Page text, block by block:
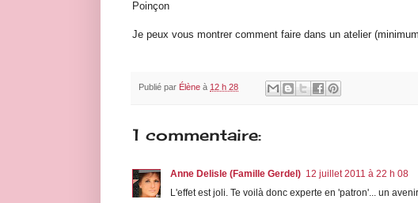
Poinçon
Je peux vous montrer comment faire dans un atelier
Publié par Élène à 12 h 28
1 commentaire:
Anne Delisle (Famille Gerdel) 12 juillet 2011 à 22 h 08
L'effet est joli. Te voilà donc experte en 'patron'... un